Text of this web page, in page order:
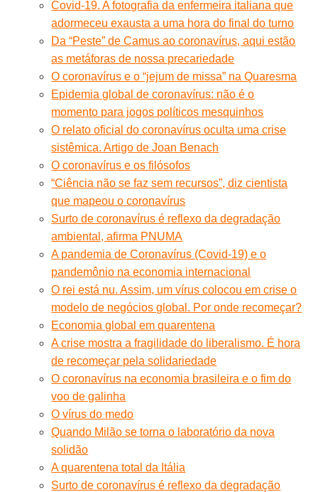
Covid-19. A fotografia da enfermeira italiana que
adormeceu exausta a uma hora do final do turno
Da “Peste” de Camus ao coronavírus, aqui estão
as metáforas de nossa precariedade
O coronavírus e o “jejum de missa” na Quaresma
Epidemia global de coronavírus: não é o
momento para jogos políticos mesquinhos
O relato oficial do coronavírus oculta uma crise
sistêmica. Artigo de Joan Benach
O coronavírus e os filósofos
“Ciência não se faz sem recursos”, diz cientista
que mapeou o coronavírus
Surto de coronavírus é reflexo da degradação
ambiental, afirma PNUMA
A pandemia de Coronavírus (Covid-19) e o
pandemônio na economia internacional
O rei está nu. Assim, um vírus colocou em crise o
modelo de negócios global. Por onde recomeçar?
Economia global em quarentena
A crise mostra a fragilidade do liberalismo. É hora
de recomeçar pela solidariedade
O coronavírus na economia brasileira e o fim do
voo de galinha
O vírus do medo
Quando Milão se torna o laboratório da nova
solidão
A quarentena total da Itália
Surto de coronavírus é reflexo da degradação